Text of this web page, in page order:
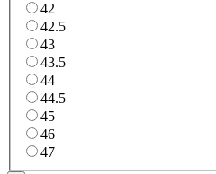
42
42.5
43
43.5
44
44.5
45
46
47